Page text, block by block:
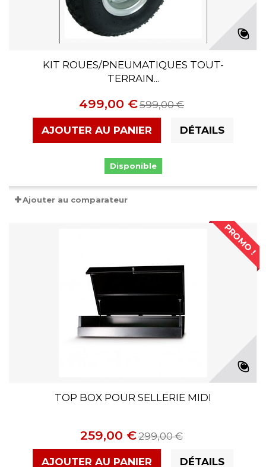
KIT ROUES/PNEUMATIQUES TOUT-
TERRAIN...
499,00 €599,00 €
AJOUTER AU PANIER DÉTAILS
Disponible
Ajouter au comparateur
PROMO !
TOP BOX POUR SELLERIE MIDI
259,00 €299,00 €
AJOUTER AU PANIER DÉTAILS